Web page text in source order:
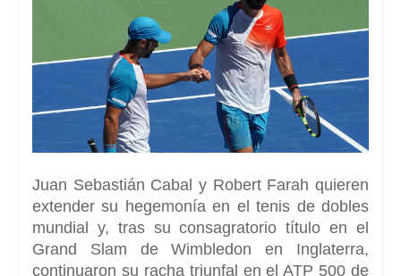
Juan Sebastián Cabal y Robert Farah quieren
extender su hegemonía en el tenis de dobles
mundial y, tras su consagratorio título en el
Grand Slam de Wimbledon en Inglaterra,
continuaron su racha triunfal en el ATP 500 de